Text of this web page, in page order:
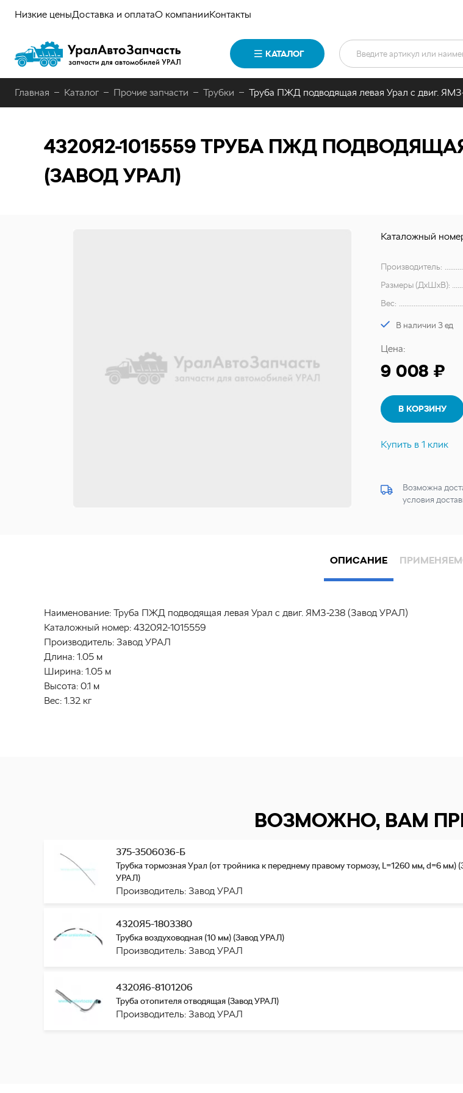
Низкие ценыДоставка и оплатаО компанииКонтакты
КАТАЛОГ
Главная Каталог Прочие запчасти Трубки Труба ПЖД подводящая левая Урал с двиг.
4320Я2-1015559 ТРУБА ПЖД ПОДВОДЯЩАЯ
(ЗАВОД УРАЛ)
Каталожный
Производитель:
Размеры (ДхШхВ):
Вес:
В наличии 3 ед
Цена:
9 008 ₽
В КОРЗИНУ
Купить в 1 клик
Возможна
условия
ОПИСАНИЕ
Наименование: Труба ПЖД подводящая левая Урал с двиг. ЯМЗ-238 (Завод УРАЛ)
Каталожный номер: 4320Я2-1015559
Производитель: Завод УРАЛ
Длина: 1.05 м
Ширина: 1.05 м
Высота: 0.1 м
Вес: 1.32 кг
ВОЗМОЖНО, ВАМ
375-3506036-Б
Трубка тормозная Урал (от тройника к переднему правому тормозу, L=1260 мм, d=6 мм)
УРАЛ)
Производитель: Завод УРАЛ
4320Я5-1803380
Трубка воздуховодная (10 мм) (Завод УРАЛ)
Производитель: Завод УРАЛ
4320Я6-8101206
Труба отопителя отводящая (Завод УРАЛ)
Производитель: Завод УРАЛ